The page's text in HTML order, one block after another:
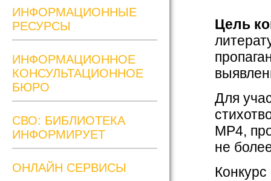
ИНФОРМАЦИОННЫЕ
РЕСУРСЫ
ИНФОРМАЦИОННОЕ
КОНСУЛЬТАЦИОННОЕ
БЮРО
СВО: БИБЛИОТЕКА
ИНФОРМИРУЕТ
ОНЛАЙН СЕРВИСЫ
Цель
Для
МР4,
не